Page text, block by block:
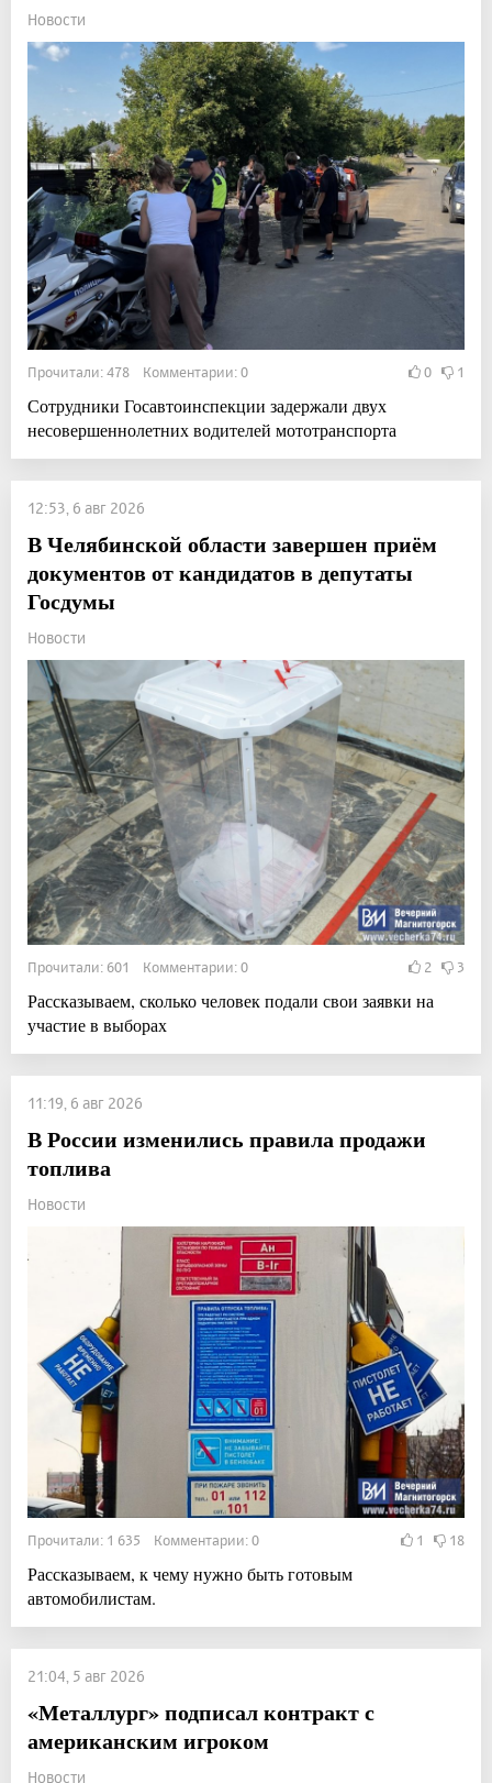
Новости
Прочитали: 478 Комментарии: 0 0 1
Сотрудники Госавтоинспекции задержали двух
несовершеннолетних водителей мототранспорта
12:53, 6 авг 2026
В Челябинской области завершен приём
документов от кандидатов в депутаты
Госдумы
Новости
Прочитали: 601 Комментарии: 0 2 3
Рассказываем, сколько человек подали свои заявки на
участие в выборах
11:19, 6 авг 2026
В России изменились правила продажи
топлива
Новости
Прочитали: 1 635 Комментарии: 0 1 18
Рассказываем, к чему нужно быть готовым
автомобилистам.
21:04, 5 авг 2026
«Металлург» подписал контракт с
американским игроком
Новости